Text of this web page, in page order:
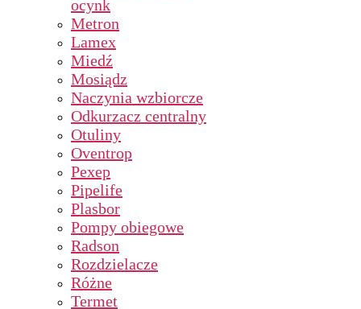
ocynk
Metron
Lamex
Miedź
Mosiądz
Naczynia wzbiorcze
Odkurzacz centralny
Otuliny
Oventrop
Pexep
Pipelife
Plasbor
Pompy obiegowe
Radson
Rozdzielacze
Różne
Termet